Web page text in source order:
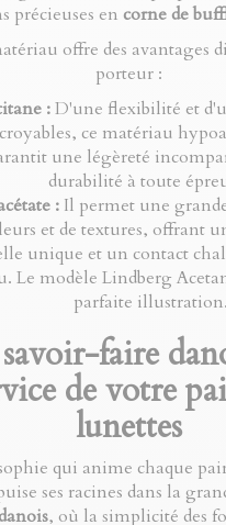
précieuses en corne de
offre des avantages
porteur :
:D'une flexibilité et
ce matériau
une légèreté
durabilité à toute
: Il permet une
et de textures, offrant
unique et un contact
Le modèle Lindberg
parfaite illustration.
faire
de votre
lunettes
qui anime chaque
ses racines dans la
, où la simplicité des